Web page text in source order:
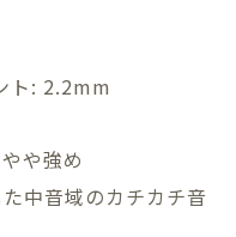
ト: 2.2mm
や強め
中音域のカチカチ音